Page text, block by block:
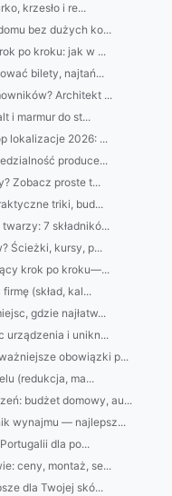
krzesło i re...
bez dużych ko...
po kroku: jak w ...
bilety, najtań...
Architekt ...
i marmur do st...
lokalizacje 2026: ...
produce...
Zobacz proste t...
triki, bud...
7 składnikó...
Ścieżki, kursy, p...
krok po kroku—...
(skład, kal...
gdzie najłatw...
urządzenia i unikn...
obowiązki p...
(redukcja, ma...
budżet domowy, au...
wynajmu — najlepsz...
dla po...
ceny, montaż, se...
dla Twojej skó...